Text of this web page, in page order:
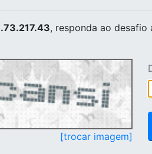
, responda ao desafio
[trocar imagem]